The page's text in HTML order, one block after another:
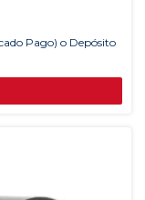
Pago) o Depósito